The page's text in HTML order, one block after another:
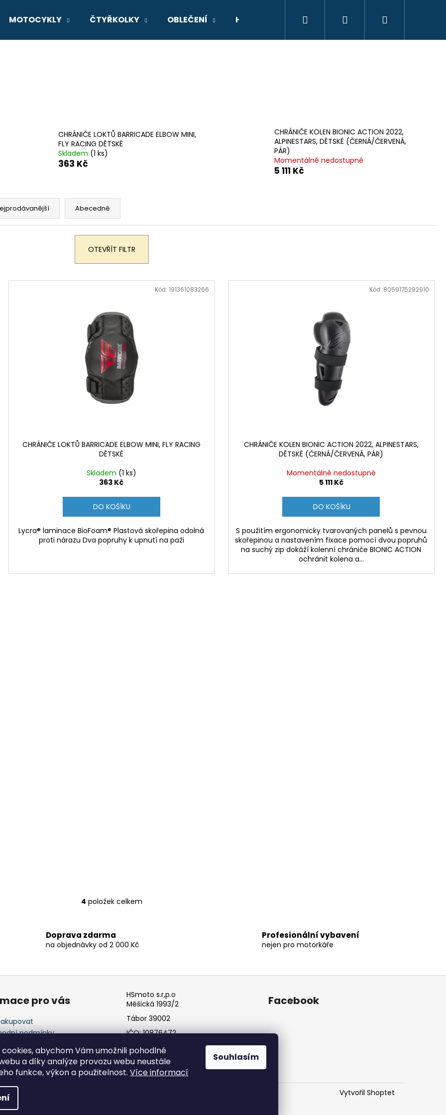
abychom Vám umožnili pohodlné
a díky analýze provozu webu neustále
funkce, výkon a použitelnost. Více informací
Souhlasím
MOTOCYKLY ČTYŘKOLKY OBLEČENÍ HELMY NÁHRADNÍ DÍLY DÁRKOVÝ
Přihlášení
CHRÁNIČE LOKTŮ BARRICADE ELBOW MINI,
FLY RACING DĚTSKÉ
Skladem (1 ks)
363 Kč
CHRÁNIČE KOLEN BIONIC ACTION 2022,
ALPINESTARS, DĚTSKÉ (ČERNÁ/ČERVENÁ,
PÁR)
Momentálně nedostupné
5 111 Kč
Abecedně
OTEVŘÍT FILTR
CHRÁNIČE LOKTŮ BARRICADE ELBOW MINI, FLY RACING
DĚTSKÉ
Skladem (1 ks)
363 Kč
DO KOŠÍKU
Lycra® laminace BioFoam® Plastová skořepina odolná
proti nárazu Dva popruhy k upnutí na paži
Kód:191361083266
CHRÁNIČE KOLEN BIONIC ACTION 2022, ALPINESTARS,
DĚTSKÉ (ČERNÁ/ČERVENÁ, PÁR)
Momentálně nedostupné
5 111 Kč
DO KOŠÍKU
S použitím ergonomicky tvarovaných panelů s pevnou
skořepinou a nastavením fixace pomocí dvou popruhů
na suchý zip dokáží kolenní chrániče BIONIC ACTION
ochránit kolena a...
Kód: 8059175292910
O
á
d
c
k
y
v
ý
p
4 položek celkem
Doprava zdarma
na objednávky od 2 000 Kč
Profesionální vybavení
nejen pro motorkáře
Doporučujeme
8R
900 Kč
259 900 Kč
pro vás
podmínky
ochrany osobních
HSmoto s.r,p.o
Měšická 1993/2
Tábor 39002
IČO: 10876472
Facebook
Vytvořil Shoptet